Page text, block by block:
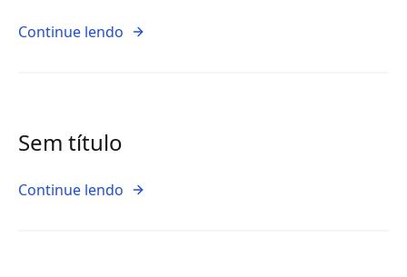
Continue lendo
Sem título
Continue lendo